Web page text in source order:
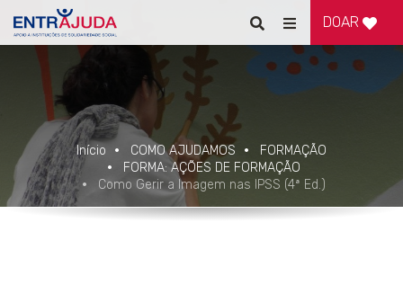
Pesquisar
Alternar
de
navegação
DOAR
Início COMO AJUDAMOS
FORMAÇÃO
FORMA: AÇÕES DE FORMAÇÃO
Como Gerir a Imagem nas IPSS (4ª Ed.)